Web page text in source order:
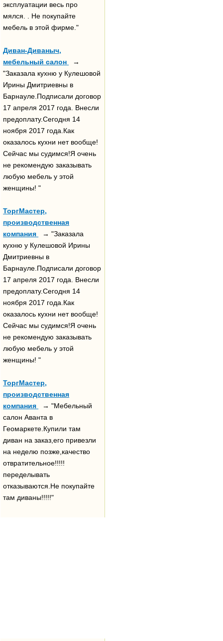
эксплуатации весь про
мялся. . Не покупайте
мебель в этой фирме."
Диван-Диваныч,
мебельный салон
→
"Заказала кухню у Кулешовой
Ирины Дмитриевны в
Барнауле.Подписали договор
17 апреля 2017 года. Внесли
предоплату.Сегодня 14
ноября 2017 года.Как
оказалось кухни нет вообще!
Сейчас мы судимся!Я очень
не рекомендую заказывать
любую мебель у этой
женщины! "
ТоргМастер,
производственная
компания
→ "Заказала
кухню у Кулешовой Ирины
Дмитриевны в
Барнауле.Подписали договор
17 апреля 2017 года. Внесли
предоплату.Сегодня 14
ноября 2017 года.Как
оказалось кухни нет вообще!
Сейчас мы судимся!Я очень
не рекомендую заказывать
любую мебель у этой
женщины! "
ТоргМастер,
производственная
компания
→ "Мебельный
салон Аванта в
Геомаркете.Купили там
диван на заказ,его привезли
на неделю позже,качество
отвратительное!!!!!
переделывать
отказываются.Не покупайте
там диваны!!!!!"